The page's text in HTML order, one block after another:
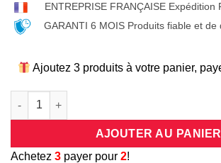
ENTREPRISE FRANÇAISE Expédition
GARANTI 6 MOIS Produits fiable et de
Ajoutez 3 produits à votre panier,
quantité de étui à rabat semi translucide
AJOUTER AU PANIER
Achetez 3 payer pour 2!